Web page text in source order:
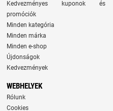
Kedvezményes kuponok és
promóciók
Minden kategória
Minden márka
Minden e-shop
Újdonságok
Kedvezmények
WEBHELYEK
Rólunk
Cookies